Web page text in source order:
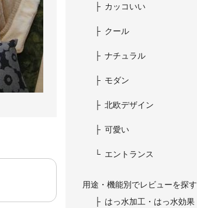
カッコいい
クール
ナチュラル
モダン
北欧デザイン
可愛い
エントランス
用途・機能別でレビューを探す
はっ水加工・はっ水効果